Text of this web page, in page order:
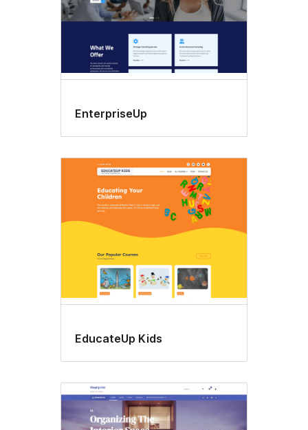
EnterpriseUp
EducateUp Kids